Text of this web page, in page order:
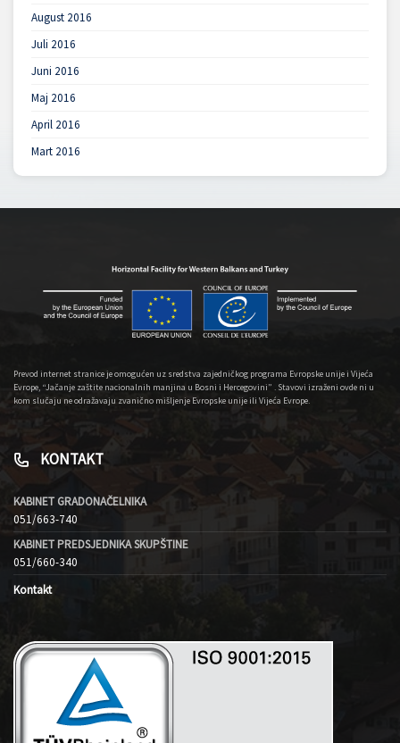
August 2016
Juli 2016
Juni 2016
Maj 2016
April 2016
Mart 2016
Prevod internet stranice je omogućen uz sredstva zajedničkog programa Evropske unije i Vijeća
Evrope, “Jačanje zaštite nacionalnih manjina u Bosni i Hercegovini” . Stavovi izraženi ovde ni u
kom slučaju ne odražavaju zvanično mišljenje Evropske unije ili Vijeća Evrope.
KONTAKT
KABINET GRADONAČELNIKA
051/663-740
KABINET PREDSJEDNIKA SKUPŠTINE
051/660-340
Kontakt